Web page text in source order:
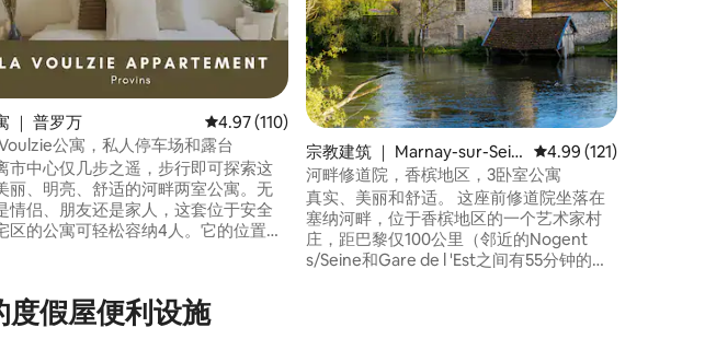
满分 5 分），共 311 条评价
｜ 普罗万 平均评分 4.97 分（满分 5 分），共 110 条评价
4.97 (110)
公寓，私人停车场和露台
市中心仅几步之遥，步行即可探索这
丽、明亮、舒适的河畔两室公寓。无
情侣、朋友还是家人，这套位于安全
区的公寓可轻松容纳4人。它的位置是
车站，乘坐火车1小时20分钟即可抵达
。乘坐直达巴士1小时即可抵达迪士尼
宗教建筑 ｜ Marnay-sur-Sein
e
平均评分 4.99 分（满
4.99 (121)
河畔修道院，香槟地区，3卧室公寓
真实、美丽和舒适。 这座前修道院坐落在
塞纳河畔，位于香槟地区的一个艺术家村
庄，距巴黎仅100公里（邻近的Nogent
s/Seine和Gare de l 'Est之间有55分钟的直
假屋便利设施